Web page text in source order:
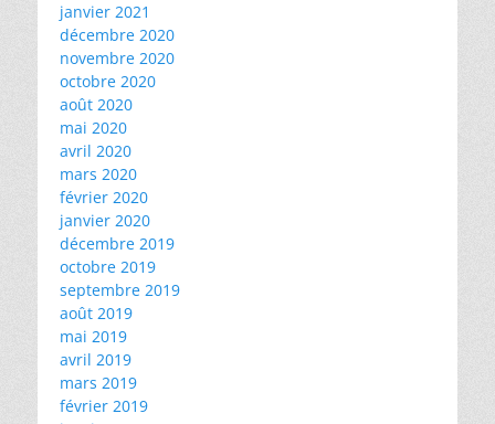
janvier 2021
décembre 2020
novembre 2020
octobre 2020
août 2020
mai 2020
avril 2020
mars 2020
février 2020
janvier 2020
décembre 2019
octobre 2019
septembre 2019
août 2019
mai 2019
avril 2019
mars 2019
février 2019